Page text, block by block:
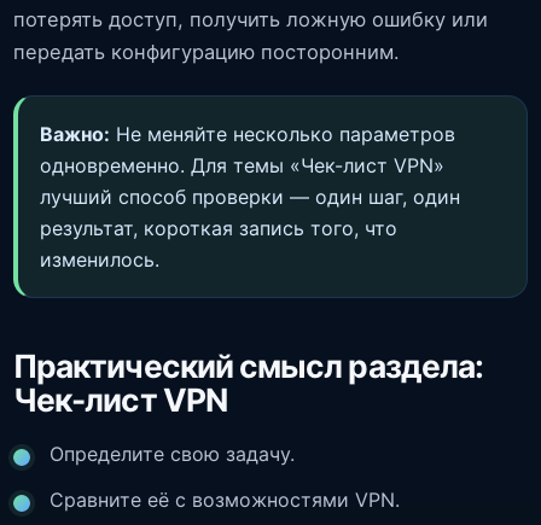
потерять доступ, получить ложную ошибку или
передать конфигурацию посторонним.
Важно: Не меняйте несколько параметров
одновременно. Для темы «Чек-лист VPN»
лучший способ проверки — один шаг, один
результат, короткая запись того, что
изменилось.
Практический смысл раздела:
Чек-лист VPN
Определите свою задачу.
Сравните её с возможностями VPN.